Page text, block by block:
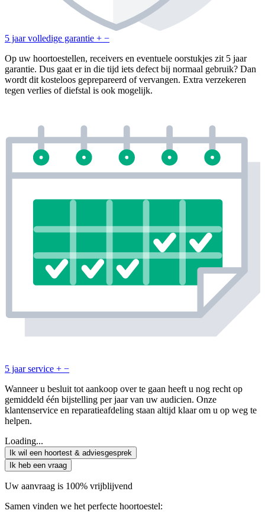
5 jaar volledige garantie + −
Op uw hoortoestellen, receivers en eventuele oorstukjes zit 5 jaar
garantie. Dus gaat er in die tijd iets defect bij normaal gebruik? Dan
wordt dit kosteloos geprepareerd of vervangen. Extra verzekeren
tegen verlies of diefstal is ook mogelijk.
5 jaar service + −
Wanneer u besluit tot aankoop over te gaan heeft u nog recht op
gemiddeld één bijstelling per jaar van uw audicien. Onze
klantenservice en reparatieafdeling staan altijd klaar om u op weg te
helpen.
Loading...
Ik wil een hoortest & adviesgesprek
Ik heb een vraag
Uw aanvraag is 100% vrijblijvend
Samen vinden we het perfecte hoortoestel: